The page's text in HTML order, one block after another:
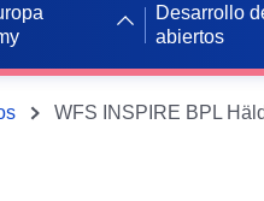
Desarrollo
abiertos
WFS INSPIRE BPL